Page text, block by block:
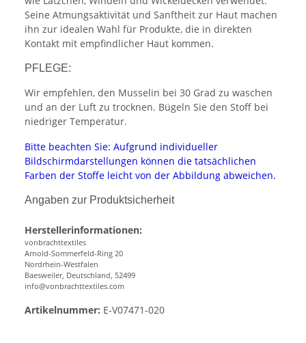
Seine Atmungsaktivität und Sanftheit zur Haut machen
ihn zur idealen Wahl für Produkte, die in direkten
Kontakt mit empfindlicher Haut kommen.
PFLEGE:
Wir empfehlen, den Musselin bei 30 Grad zu waschen
und an der Luft zu trocknen. Bügeln Sie den Stoff bei
niedriger Temperatur.
Bitte beachten Sie: Aufgrund individueller
Bildschirmdarstellungen können die tatsächlichen
Farben der Stoffe leicht von der Abbildung abweichen.
Angaben zur Produktsicherheit
Herstellerinformationen:
vonbrachttextiles
Arnold-Sommerfeld-Ring 20
Nordrhein-Westfalen
Baesweiler, Deutschland, 52499
info@vonbrachttextiles.com
Artikelnummer: E-V07471-020